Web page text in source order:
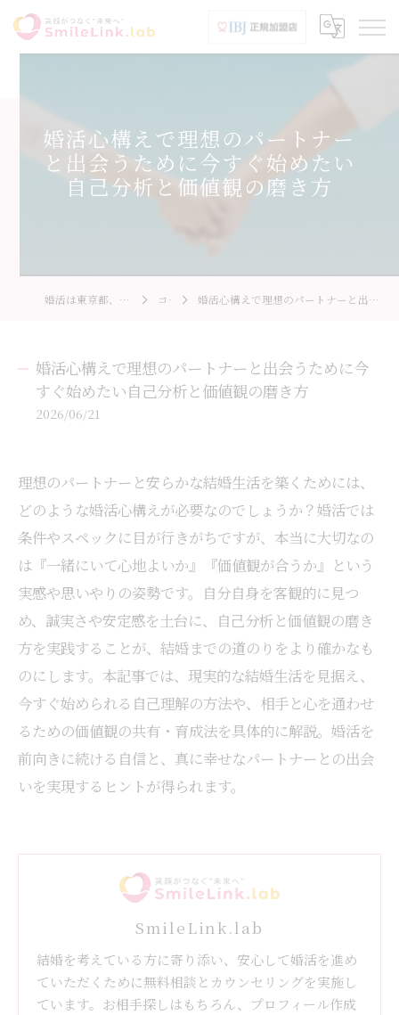
婚活心構えで理想のパートナー
と出会うために今すぐ始めたい
自己分析と価値観の磨き方
婚活は東京都、八王子市のSmileLink.lab コラム 婚活心構えで理想のパートナーと出会うために今すぐ始めたい自己分析と価値観の磨き方
婚活心構えで理想のパートナーと出会うために今
すぐ始めたい自己分析と価値観の磨き方
2026/06/21
理想のパートナーと安らかな結婚生活を築くためには、
どのような婚活心構えが必要なのでしょうか？婚活では
条件やスペックに目が行きがちですが、本当に大切なの
は『一緒にいて心地よいか』『価値観が合うか』という
実感や思いやりの姿勢です。自分自身を客観的に見つ
め、誠実さや安定感を土台に、自己分析と価値観の磨き
方を実践することが、結婚までの道のりをより確かなも
のにします。本記事では、現実的な結婚生活を見据え、
今すぐ始められる自己理解の方法や、相手と心を通わせ
るための価値観の共有・育成法を具体的に解説。婚活を
前向きに続ける自信と、真に幸せなパートナーとの出会
いを実現するヒントが得られます。
SmileLink.lab
結婚を考えている方に寄り添い、安心して婚活を進め
ていただくために無料相談とカウンセリングを実施し
ています。お相手探しはもちろん、プロフィール作成